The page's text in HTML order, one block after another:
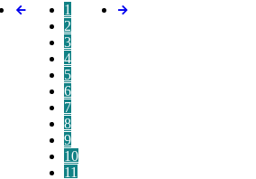
1
2
3
4
5
6
7
8
9
10
11